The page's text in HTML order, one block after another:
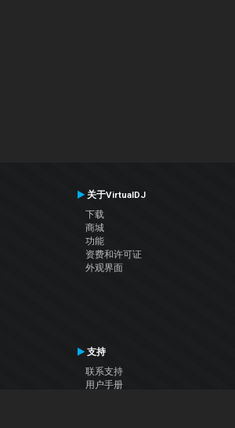
关于VirtualDJ
下载
商城
功能
资费和许可证
外观界面
支持
联系支持
用户手册